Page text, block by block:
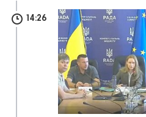
14:26